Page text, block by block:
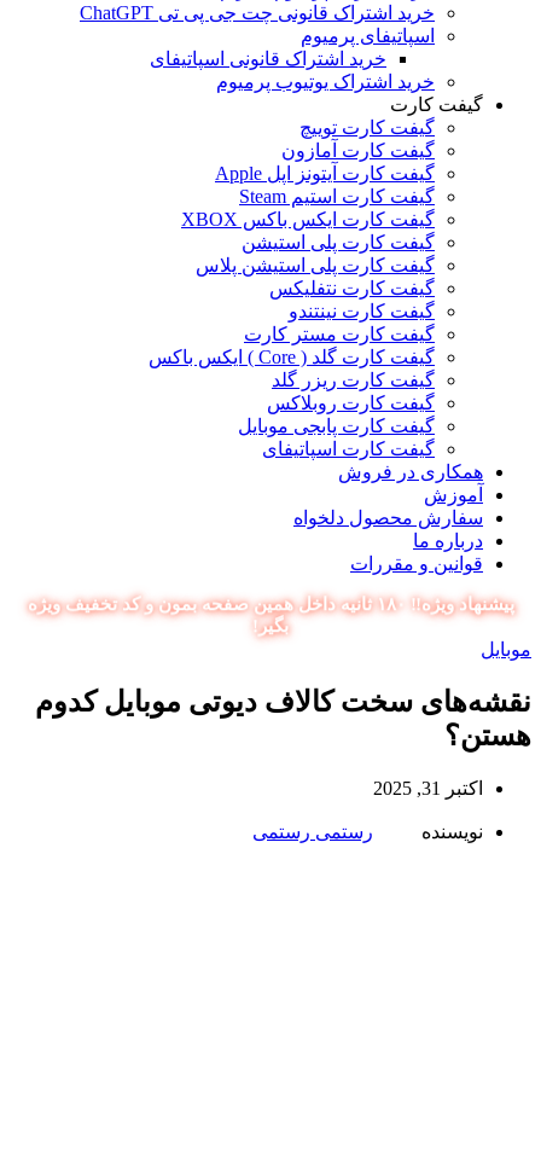
خرید اشتراک قانونی چت جی پی تی ChatGPT
اسپاتیفای پرمیوم
خرید اشتراک قانونی اسپاتیفای
خرید اشتراک یوتیوب پرمیوم
گیفت کارت
گیفت کارت توییچ
گیفت کارت آمازون
گیفت کارت آیتونز اپل Apple
گیفت کارت استیم Steam
گیفت کارت ایکس باکس XBOX
گیفت کارت پلی استیشن
گیفت کارت پلی استیشن پلاس
گیفت کارت نتفلیکس
گیفت کارت نینتندو
گیفت کارت مستر کارت
گیفت کارت گلد ( Core ) ایکس باکس
گیفت کارت ریزر گلد
گیفت کارت روبلاکس
گیفت کارت پابجی موبایل
گیفت کارت اسپاتیفای
همکاری در فروش
آموزش
سفارش محصول دلخواه
درباره ما
قوانین و مقررات
پیشنهاد ویژه‼️ ۱۸۰ ثانیه داخل همین صفحه بمون و کد تخفیف ویژه
بگیر!
موبایل
نقشه‌های سخت کالاف دیوتی موبایل کدوم
هستن؟
اکتبر 31, 2025
نویسنده رستمی رستمی